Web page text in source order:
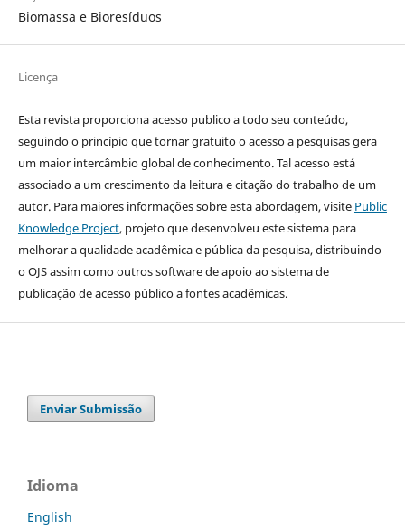
Biomassa e Bioresíduos
Licença
Esta revista proporciona acesso publico a todo seu conteúdo,
seguindo o princípio que tornar gratuito o acesso a pesquisas gera
um maior intercâmbio global de conhecimento. Tal acesso está
associado a um crescimento da leitura e citação do trabalho de um
autor. Para maiores informações sobre esta abordagem, visite Public
Knowledge Project, projeto que desenvolveu este sistema para
melhorar a qualidade acadêmica e pública da pesquisa, distribuindo
o OJS assim como outros software de apoio ao sistema de
publicação de acesso público a fontes acadêmicas.
Enviar Submissão
Idioma
English